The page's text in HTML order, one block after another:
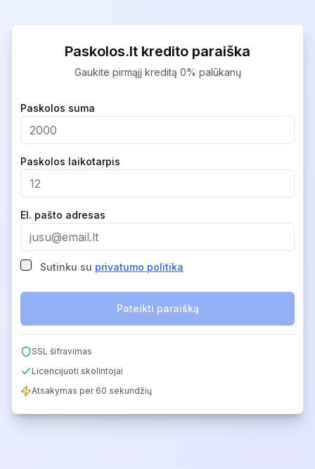
Paskolos.lt kredito paraiška
Gaukite pirmąjį kreditą 0% palūkanų
Company
Paskolos suma
Paskolos laikotarpis
El. pašto adresas
Sutinku su privatumo politika
Pateikti paraišką
SSL šifravimas
Licencijuoti skolintojai
Atsakymas per 60 sekundžių